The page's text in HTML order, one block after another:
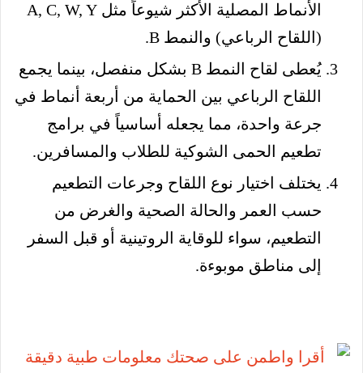
الأنماط المصلية الأكثر شيوعاً مثل A, C, W, Y
(اللقاح الرباعي) والنمط B.
يُعطى لقاح النمط B بشكل منفصل، بينما يجمع
اللقاح الرباعي بين الحماية من أربعة أنماط في
جرعة واحدة، مما يجعله أساسياً في برامج
تطعيم الحمى الشوكية للطلاب والمسافرين.
يختلف اختيار نوع اللقاح وجرعات التطعيم
حسب العمر والحالة الصحية والغرض من
التطعيم، سواء للوقاية الروتينية أو قبل السفر
إلى مناطق موبوءة.